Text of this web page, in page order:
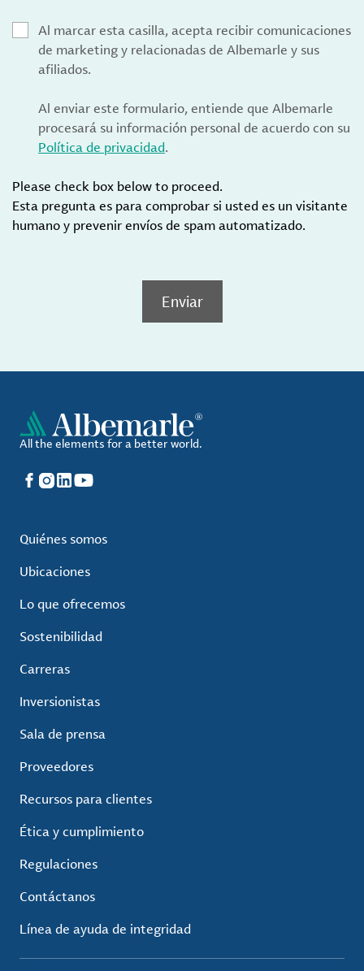
Al marcar esta casilla, acepta recibir comunicaciones
de marketing y relacionadas de Albemarle y sus
afiliados.
Al enviar este formulario, entiende que Albemarle
procesará su información personal de acuerdo con su
Política de privacidad.
Please check box below to proceed.
Esta pregunta es para comprobar si usted es un visitante
humano y prevenir envíos de spam automatizado.
Enviar
All the elements for a better world.
Facebook
Instagram
LinkedIn
YouTube
Quiénes somos
Ubicaciones
Lo que ofrecemos
Sostenibilidad
Carreras
Inversionistas
Sala de prensa
Proveedores
Recursos para clientes
Ética y cumplimiento
Regulaciones
Contáctanos
Línea de ayuda de integridad